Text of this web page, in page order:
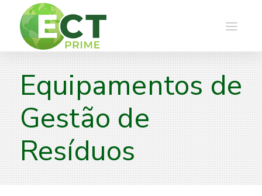
Equipamentos de
Gestão de
Resíduos